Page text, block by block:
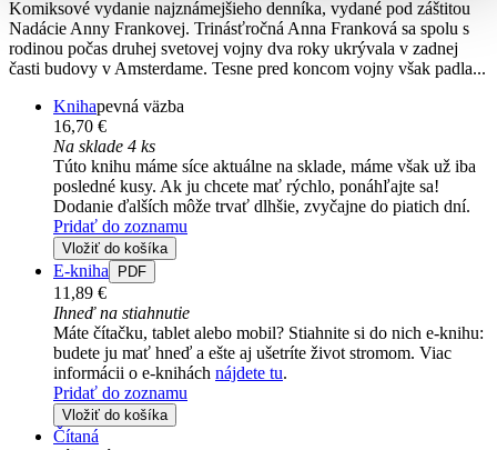
Komiksové vydanie najznámejšieho denníka, vydané pod záštitou
Nadácie Anny Frankovej. Trinásťročná Anna Franková sa spolu s
rodinou počas druhej svetovej vojny dva roky ukrývala v zadnej
časti budovy v Amsterdame. Tesne pred koncom vojny však padla...
Knihapevná väzba
16,70 €
Na sklade 4 ks
Túto knihu máme síce aktuálne na sklade, máme však už iba
posledné kusy. Ak ju chcete mať rýchlo, ponáhľajte sa!
Dodanie ďalších môže trvať dlhšie, zvyčajne do piatich dní.
Pridať do zoznamu
Vložiť do košíka
E-kniha PDF
11,89 €
Ihneď na stiahnutie
Máte čítačku, tablet alebo mobil? Stiahnite si do nich e-knihu:
budete ju mať hneď a ešte aj ušetríte život stromom. Viac
informácii o e-knihách nájdete tu.
Pridať do zoznamu
Vložiť do košíka
Čítaná